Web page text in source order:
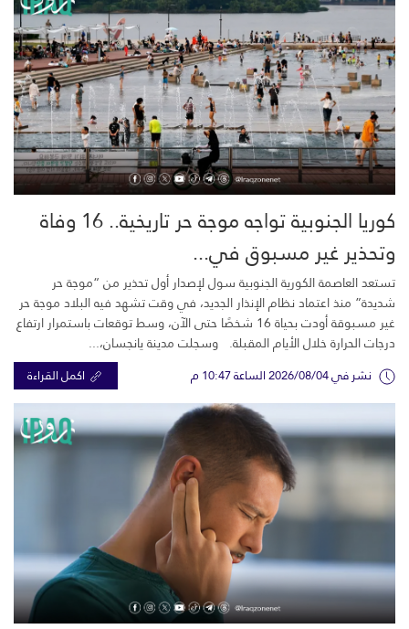
كوريا الجنوبية تواجه موجة حر تاريخية.. 16 وفاة
وتحذير غير مسبوق في...
تستعد العاصمة الكورية الجنوبية سول لإصدار أول تحذير من “موجة حر
شديدة” منذ اعتماد نظام الإنذار الجديد، في وقت تشهد فيه البلاد موجة حر
غير مسبوقة أودت بحياة 16 شخصًا حتى الآن، وسط توقعات باستمرار ارتفاع
درجات الحرارة خلال الأيام المقبلة. وسجلت مدينة يانجسان،...
نشر في 2026/08/04 الساعة 10:47 م اكمل القراءة